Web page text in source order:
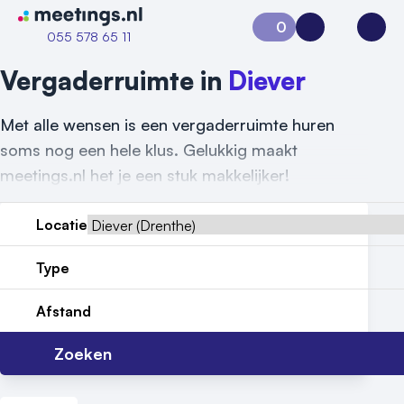
Naar home van Meetings
055 578 65 11
Vraag locatie aan
Meld locatie aan
0
Aanvraag 0Inloggen
Vergaderruimte in Diever
Met alle wensen is een vergaderruimte huren
soms nog een hele klus. Gelukkig maakt
meetings.nl het je een stuk makkelijker!
Locatie
Type
Afstand
Zoeken